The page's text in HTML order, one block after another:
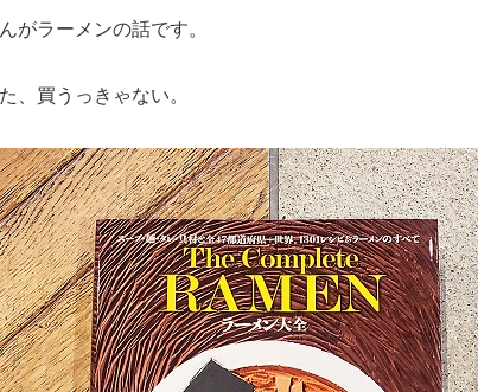
がラーメンの話です。
、買うっきゃない。